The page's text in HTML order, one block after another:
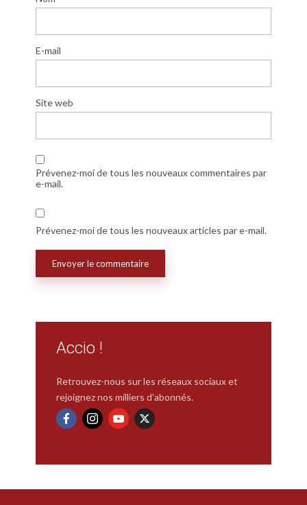
E-mail
Site web
Prévenez-moi de tous les nouveaux commentaires par
e-mail.
Prévenez-moi de tous les nouveaux articles par e-mail.
Accio !
Retrouvez-nous sur les réseaux sociaux et
rejoignez nos milliers d'abonnés.